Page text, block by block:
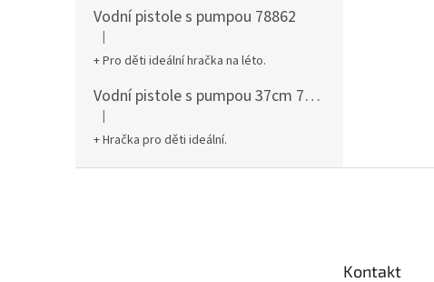
Vodní pistole s pumpou 78862
Hodnocení produktu je 5 z 5 hvězdiček.
|
+ Pro děti ideální hračka na léto.
Vodní pistole s pumpou 37cm 78961
Hodnocení produktu je 5 z 5 hvězdiček.
|
+ Hračka pro děti ideální.
Kontakt